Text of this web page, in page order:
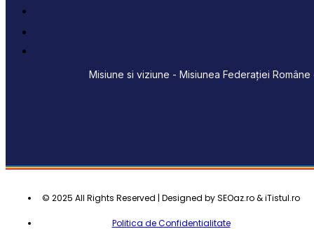
Misiune si viziune - Misiunea Federației
© 2025 All Rights Reserved | Designed by SEOaz.ro & iTistul.ro
Politica de Confidentialitate